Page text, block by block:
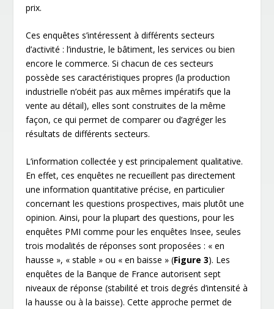
prix.
Ces enquêtes s’intéressent à différents secteurs
d’activité : l’industrie, le bâtiment, les services ou bien
encore le commerce. Si chacun de ces secteurs
possède ses caractéristiques propres (la production
industrielle n’obéit pas aux mêmes impératifs que la
vente au détail), elles sont construites de la même
façon, ce qui permet de comparer ou d’agréger les
résultats de différents secteurs.
L’information collectée y est principalement qualitative.
En effet, ces enquêtes ne recueillent pas directement
une information quantitative précise, en particulier
concernant les questions prospectives, mais plutôt une
opinion. Ainsi, pour la plupart des questions, pour les
enquêtes PMI comme pour les enquêtes Insee, seules
trois modalités de réponses sont proposées : « en
hausse », « stable » ou « en baisse » (Figure 3). Les
enquêtes de la Banque de France autorisent sept
niveaux de réponse (stabilité et trois degrés d’intensité à
la hausse ou à la baisse). Cette approche permet de